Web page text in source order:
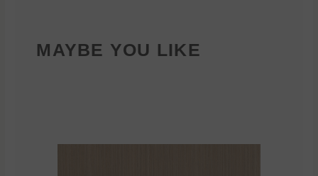
MAYBE YOU LIKE